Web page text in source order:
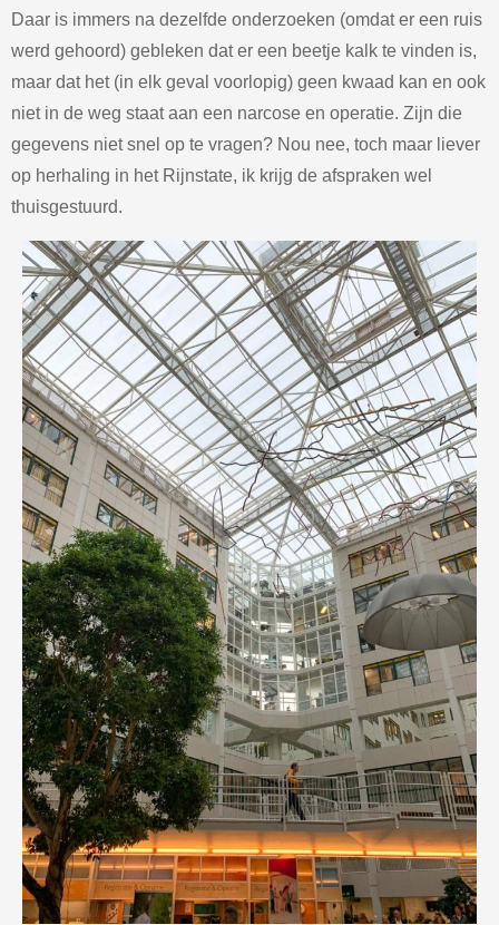
Daar is immers na dezelfde onderzoeken (omdat er een ruis
werd gehoord) gebleken dat er een beetje kalk te vinden is,
maar dat het (in elk geval voorlopig) geen kwaad kan en ook
niet in de weg staat aan een narcose en operatie. Zijn die
gegevens niet snel op te vragen? Nou nee, toch maar liever
op herhaling in het Rijnstate, ik krijg de afspraken wel
thuisgestuurd.